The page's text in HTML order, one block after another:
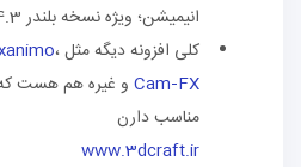
انیمیشن؛ ویژه نسخه بلندر 4.3 به بالا
کلی افزونه دیگه مثل،
Cam‑FX و غیره هم هست که
مناسب دارن
www.3dcraft.ir